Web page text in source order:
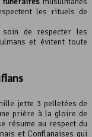
les rituels de
soin de respecter les
et évitent toute
jette 3 pelletées de
prière à la gloire de
résume au respect du
et Conflanaises qui